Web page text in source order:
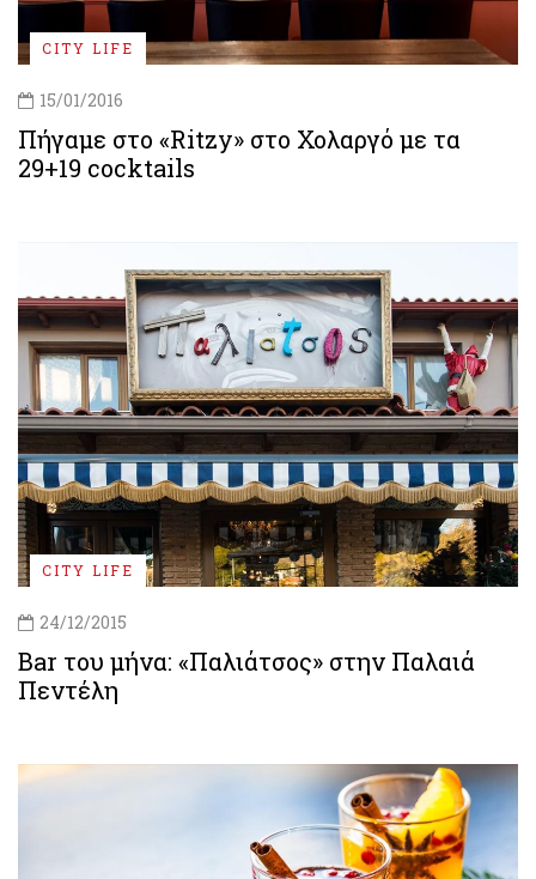
CITY LIFE
15/01/2016
Πήγαμε στο «Ritzy» στο Χολαργό με τα
29+19 cocktails
CITY LIFE
24/12/2015
Bar του μήνα: «Παλιάτσος» στην Παλαιά
Πεντέλη